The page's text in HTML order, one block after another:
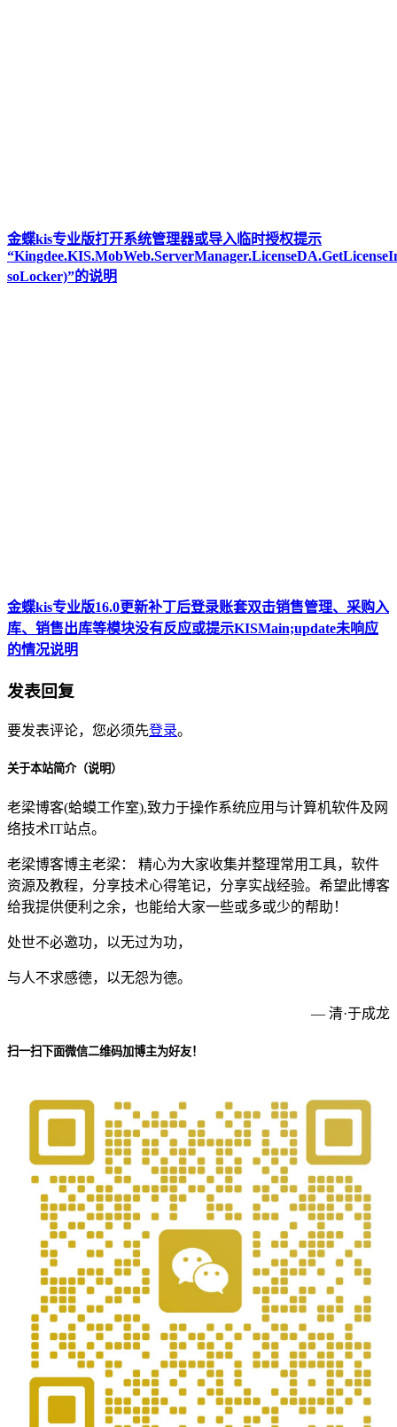
金蝶kis专业版打开系统管理器或导入临时授权提示
soLocker)”的说明
金蝶kis专业版16.0更新补丁后登录账套双击销售管理、采购入
库、销售出库等模块没有反应或提示KISMain;update未响应
的情况说明
发表回复
要发表评论，您必须先登录。
关于本站简介（说明）
老梁博客(蛤蟆工作室),致力于操作系统应用与计算机软件及网
络技术IT站点。
老梁博客博主老梁： 精心为大家收集并整理常用工具，软件
资源及教程，分享技术心得笔记，分享实战经验。希望此博客
给我提供便利之余，也能给大家一些或多或少的帮助！
处世不必邀功，以无过为功，
与人不求感德，以无怨为德。
— 清·于成龙
扫一扫下面微信二维码加博主为好友！